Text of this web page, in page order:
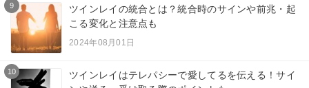
9
ツインレイの統合とは？統合時のサインや前兆・起
こる変化と注意点も
2024年08月01日
10
ツインレイはテレパシーで愛してるを伝える！サイ